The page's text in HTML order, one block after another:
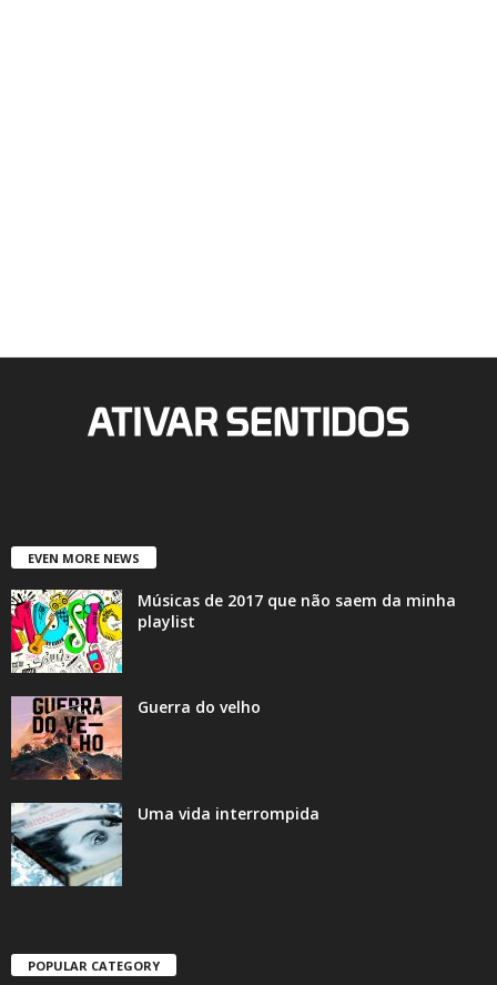
EVEN MORE NEWS
Músicas de 2017 que não saem da minha
playlist
Guerra do velho
Uma vida interrompida
POPULAR CATEGORY